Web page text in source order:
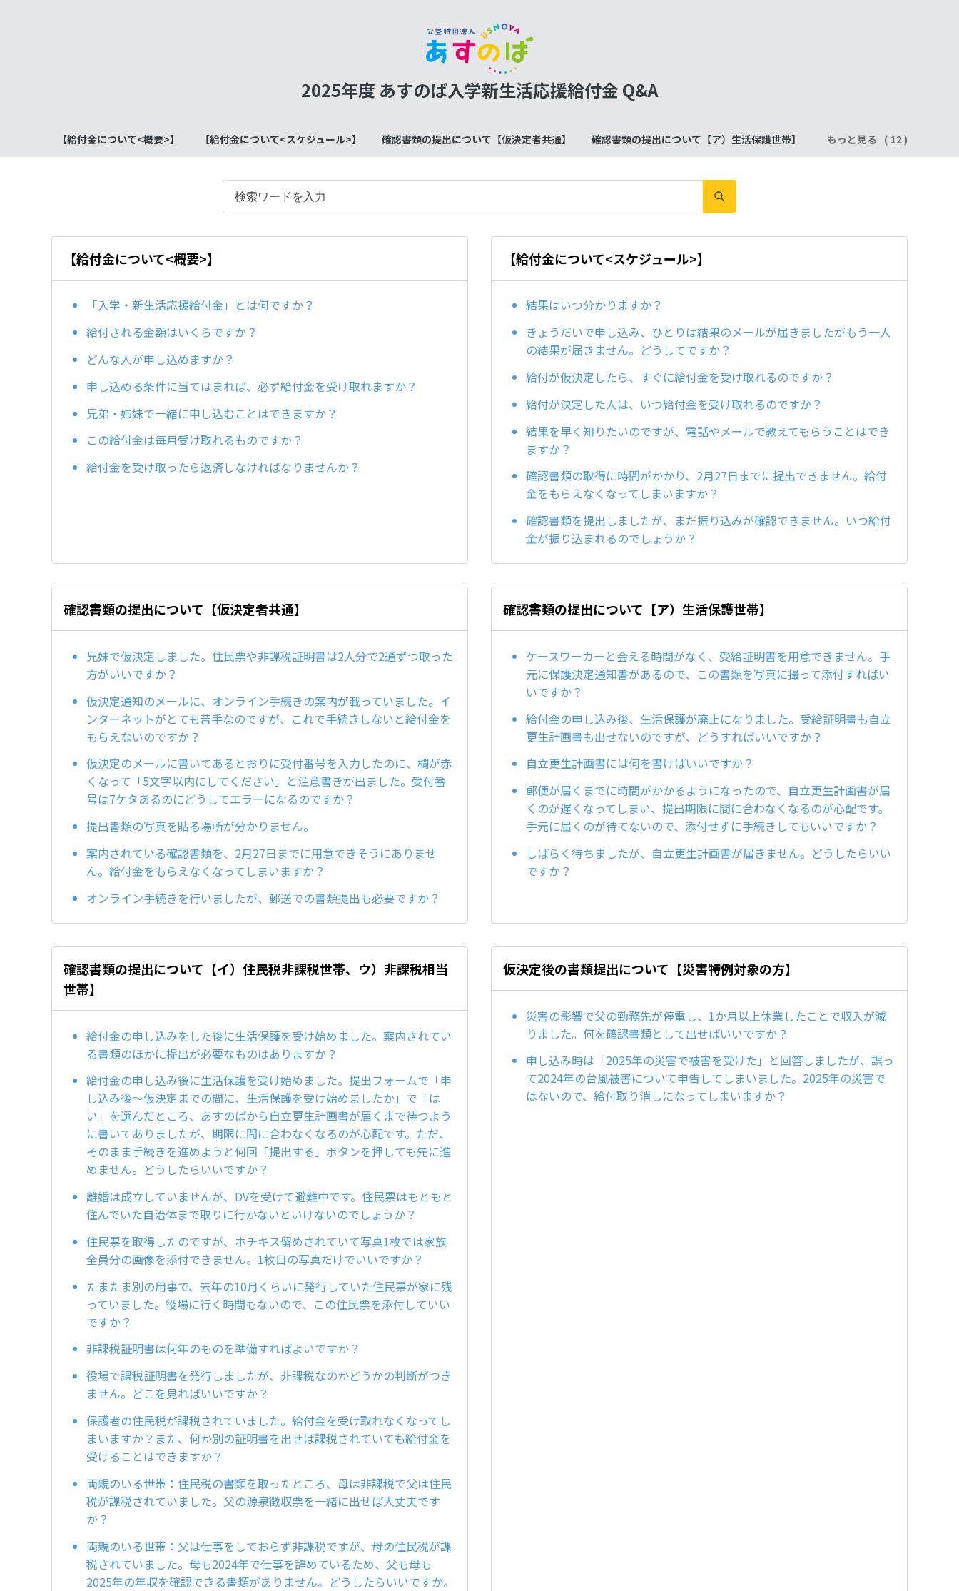
2025年度 あすのば入学新生活応援給付金 Q&A
【給付金について<概要>】 【給付金について<スケジュール>】 確認書類の提出について【仮決定者共通】 確認書類の提出について【ア）生活保護世帯】 もっと見る
【給付金について<概要>】
「入学・新生活応援給付金」とは何ですか？
給付される金額はいくらですか？
どんな人が申し込めますか？
申し込める条件に当てはまれば、必ず給付金を受け取れますか？
兄弟・姉妹で一緒に申し込むことはできますか？
この給付金は毎月受け取れるものですか？
給付金を受け取ったら返済しなければなりませんか？
【給付金について<スケジュール>】
結果はいつ分かりますか？
きょうだいで申し込み、ひとりは結果のメールが届きましたがもう一人
の結果が届きません。どうしてですか？
給付が仮決定したら、すぐに給付金を受け取れるのですか？
給付が決定した人は、いつ給付金を受け取れるのですか？
結果を早く知りたいのですが、電話やメールで教えてもらうことはでき
ますか？
確認書類の取得に時間がかかり、2月27日までに提出できません。給付
金をもらえなくなってしまいますか？
確認書類を提出しましたが、まだ振り込みが確認できません。いつ給付
金が振り込まれるのでしょうか？
確認書類の提出について【仮決定者共通】
兄妹で仮決定しました。住民票や非課税証明書は2人分で2通ずつ取った
方がいいですか？
仮決定通知のメールに、オンライン手続きの案内が載っていました。イ
ンターネットがとても苦手なのですが、これで手続きしないと給付金を
もらえないのですか？
仮決定のメールに書いてあるとおりに受付番号を入力したのに、欄が赤
くなって「5文字以内にしてください」と注意書きが出ました。受付番
号は7ケタあるのにどうしてエラーになるのですか？
提出書類の写真を貼る場所が分かりません。
案内されている確認書類を、2月27日までに用意できそうにありませ
ん。給付金をもらえなくなってしまいますか？
オンライン手続きを行いましたが、郵送での書類提出も必要ですか？
確認書類の提出について【ア）生活保護世帯】
ケースワーカーと会える時間がなく、受給証明書を用意できません。手
元に保護決定通知書があるので、この書類を写真に撮って添付すればい
いですか？
給付金の申し込み後、生活保護が廃止になりました。受給証明書も自立
更生計画書も出せないのですが、どうすればいいですか？
自立更生計画書には何を書けばいいですか？
郵便が届くまでに時間がかかるようになったので、自立更生計画書が届
くのが遅くなってしまい、提出期限に間に合わなくなるのが心配です。
手元に届くのが待てないので、添付せずに手続きしてもいいですか？
しばらく待ちましたが、自立更生計画書が届きません。どうしたらいい
ですか？
確認書類の提出について【イ）住民税非課税世帯、ウ）非課税相当
世帯】
給付金の申し込みをした後に生活保護を受け始めました。案内されてい
る書類のほかに提出が必要なものはありますか？
給付金の申し込み後に生活保護を受け始めました。提出フォームで「申
し込み後～仮決定までの間に、生活保護を受け始めましたか」で「は
い」を選んだところ、あすのばから自立更生計画書が届くまで待つよう
に書いてありましたが、期限に間に合わなくなるのが心配です。ただ、
そのまま手続きを進めようと何回「提出する」ボタンを押しても先に進
めません。どうしたらいいですか？
離婚は成立していませんが、DVを受けて避難中です。住民票はもともと
住んでいた自治体まで取りに行かないといけないのでしょうか？
住民票を取得したのですが、ホチキス留めされていて写真1枚では家族
全員分の画像を添付できません。1枚目の写真だけでいいですか？
たまたま別の用事で、去年の10月くらいに発行していた住民票が家に残
っていました。役場に行く時間もないので、この住民票を添付していい
ですか？
非課税証明書は何年のものを準備すればよいですか？
役場で課税証明書を発行しましたが、非課税なのかどうかの判断がつき
ません。どこを見ればいいですか？
保護者の住民税が課税されていました。給付金を受け取れなくなってし
まいますか？また、何か別の証明書を出せば課税されていても給付金を
受けることはできますか？
両親のいる世帯：住民税の書類を取ったところ、母は非課税で父は住民
税が課税されていました。父の源泉徴収票を一緒に出せば大丈夫です
か？
両親のいる世帯：父は仕事をしておらず非課税ですが、母の住民税が課
税されていました。母も2024年で仕事を辞めているため、父も母も
2025年の年収を確認できる書類がありません。どうしたらいいですか。
仮決定後の書類提出について【災害特例対象の方】
災害の影響で父の勤務先が停電し、1か月以上休業したことで収入が減
りました。何を確認書類として出せばいいですか？
申し込み時は「2025年の災害で被害を受けた」と回答しましたが、誤っ
て2024年の台風被害について申告してしまいました。2025年の災害で
はないので、給付取り消しになってしまいますか？